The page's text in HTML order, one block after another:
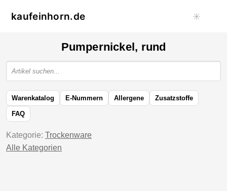
kaufeinhorn.de ☀️
Pumpernickel, rund
Warenkatalog E-Nummern Allergene Zusatzstoffe
FAQ
Kategorie: Trockenware
Alle Kategorien